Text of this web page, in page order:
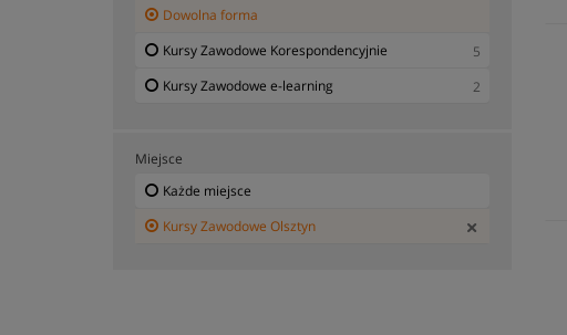
Dowolna forma
Kursy Zawodowe Korespondencyjnie
5
Kursy Zawodowe e-learning
2
Miejsce
Każde miejsce
Kursy Zawodowe Olsztyn